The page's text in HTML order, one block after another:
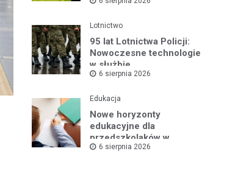
Lotnictwo
95 lat Lotnictwa Policji:
Nowoczesne technologie
w służbie
bezpieczeństwa
6 sierpnia 2026
Edukacja
Nowe horyzonty
edukacyjne dla
przedszkolaków w
Publicznym Przedszkolu
6 sierpnia 2026